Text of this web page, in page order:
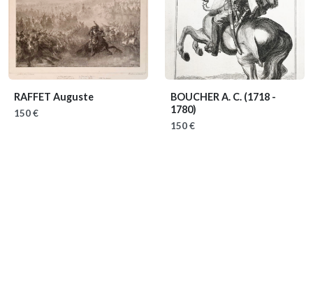
RAFFET Auguste
150 €
BOUCHER A. C. (1718 -
1780)
150 €